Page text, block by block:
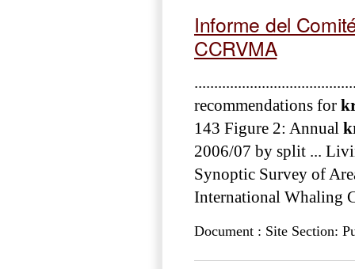
Informe del
CCRVMA
recommendations for
143 Figure 2: Annual
2006/07 by split ...
Synoptic Survey of
International Whaling
Document : Site Section: